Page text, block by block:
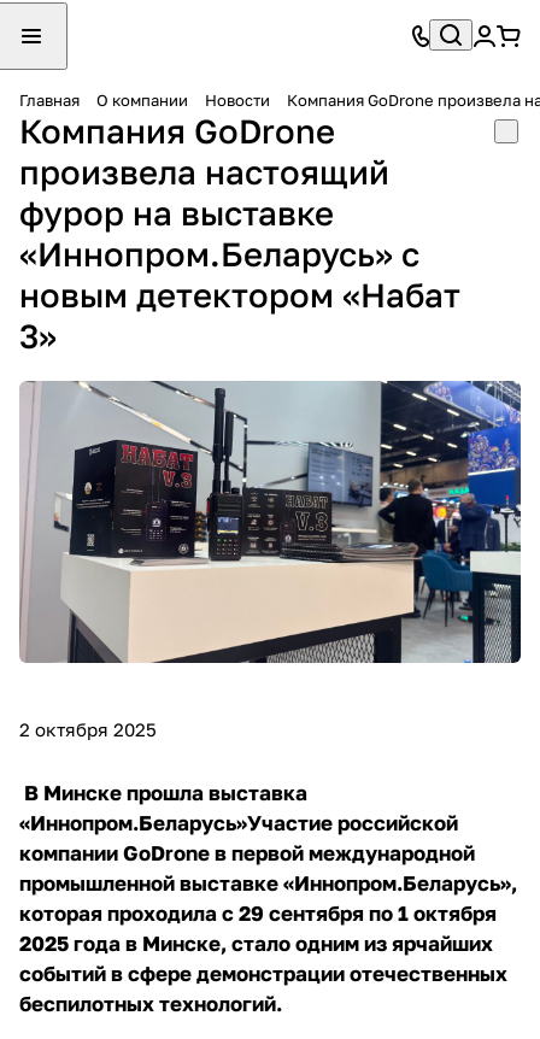
Главная О компании Новости Компания GoDrone произвела
Компания GoDrone
произвела настоящий
фурор на выставке
«Иннопром.Беларусь» с
новым детектором «Набат
3»
2 октября 2025
В Минске прошла выставка
«Иннопром.Беларусь»Участие российской
компании GoDrone в первой международной
промышленной выставке «Иннопром.Беларусь»,
которая проходила с 29 сентября по 1 октября
2025 года в Минске, стало одним из ярчайших
событий в сфере демонстрации отечественных
беспилотных технологий.